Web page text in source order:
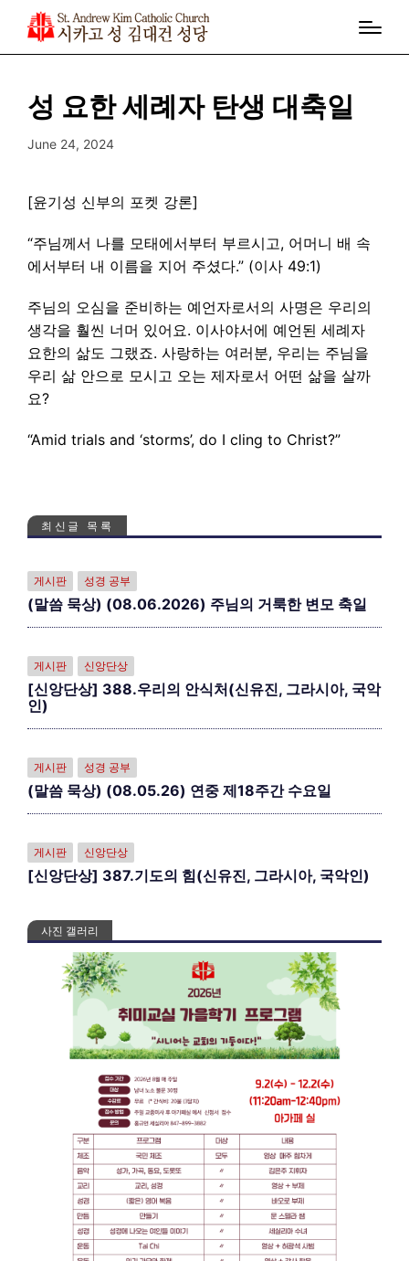
성 요한 세례자 탄생 대축일
June 24, 2024
[윤기성 신부의 포켓 강론]
“주님께서 나를 모태에서부터 부르시고, 어머니 배 속
에서부터 내 이름을 지어 주셨다.” (이사 49:1)
주님의 오심을 준비하는 예언자로서의 사명은 우리의
생각을 훨씬 너머 있어요. 이사야서에 예언된 세례자
요한의 삶도 그랬죠. 사랑하는 여러분, 우리는 주님을
우리 삶 안으로 모시고 오는 제자로서 어떤 삶을 살까
요?
“Amid trials and ‘storms’, do I cling to Christ?”
최신글 목록
게시판 성경 공부
(말씀 묵상) (08.06.2026) 주님의 거룩한 변모 축일
게시판 신앙단상
[신앙단상] 388.우리의 안식처(신유진, 그라시아, 국악
인)
게시판 성경 공부
(말씀 묵상) (08.05.26) 연중 제18주간 수요일
게시판 신앙단상
[신앙단상] 387.기도의 힘(신유진, 그라시아, 국악인)
사진 갤러리